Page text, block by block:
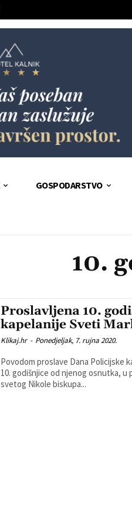
GOSPODARSTVO
10.
Proslavljena 10.
kapelanije Sveti
Klikaj.hr - Ponedjeljak, 7. rujna 2020.
Povodom proslave Dana Policijske
10. godišnjice od njenog osnutka, u
svetog Nikole biskupa...